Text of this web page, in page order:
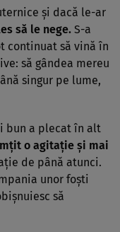
și dacă le-ar
să le nege. S-a
continuat să vină în
să gândea mereu
singur pe lume,
bun a plecat în alt
o agitație și mai
de până atunci.
unor foști
să